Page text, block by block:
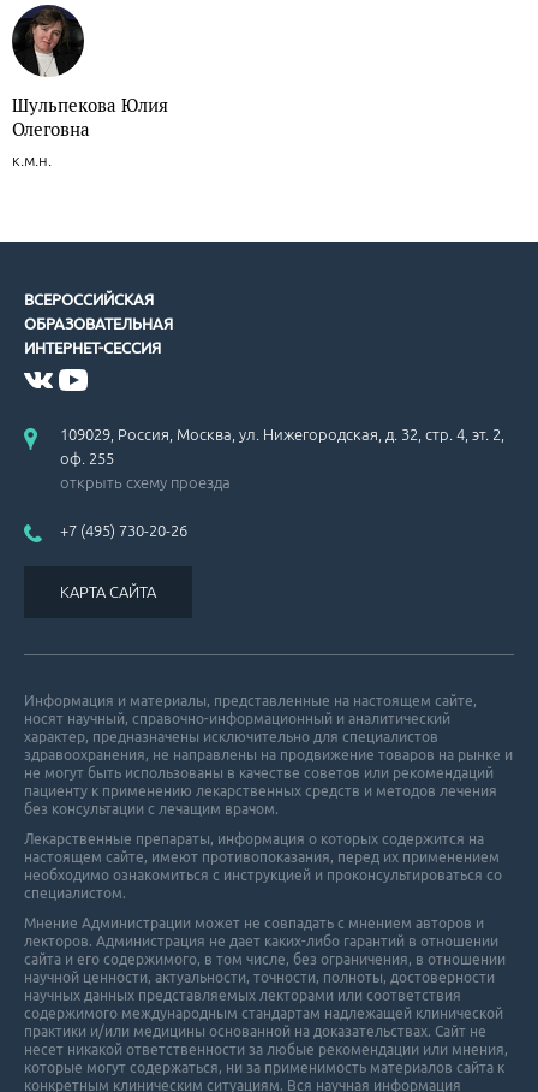
Шульпекова Юлия
Олеговна
к.м.н.
ВСЕРОССИЙСКАЯ
ОБРАЗОВАТЕЛЬНАЯ
ИНТЕРНЕТ-СЕССИЯ
109029, Россия, Москва, ул. Нижегородская, д. 32, стр. 4, эт. 2,
оф. 255
открыть схему проезда
+7 (495) 730-20-26
КАРТА САЙТА
Информация и материалы, представленные на настоящем сайте,
носят научный, справочно-информационный и аналитический
характер, предназначены исключительно для специалистов
здравоохранения, не направлены на продвижение товаров на рынке и
не могут быть использованы в качестве советов или рекомендаций
пациенту к применению лекарственных средств и методов лечения
без консультации с лечащим врачом.
Лекарственные препараты, информация о которых содержится на
настоящем сайте, имеют противопоказания, перед их применением
необходимо ознакомиться с инструкцией и проконсультироваться со
специалистом.
Мнение Администрации может не совпадать с мнением авторов и
лекторов. Администрация не дает каких-либо гарантий в отношении
cайта и его cодержимого, в том числе, без ограничения, в отношении
научной ценности, актуальности, точности, полноты, достоверности
научных данных представляемых лекторами или соответствия
содержимого международным стандартам надлежащей клинической
практики и/или медицины основанной на доказательствах. Сайт не
несет никакой ответственности за любые рекомендации или мнения,
которые могут содержаться, ни за применимость материалов сайта к
конкретным клиническим ситуациям. Вся научная информация